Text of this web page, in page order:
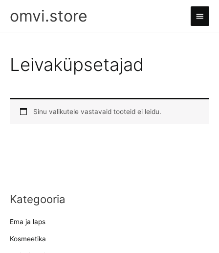
omvi.store
Main
Menu
Kategooria
Ema ja laps
Kosmeetika
Leivaküpsetajad
Sinu valikutele vastavaid tooteid ei leidu.